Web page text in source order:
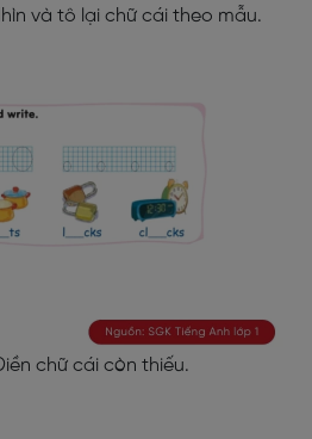
và tô lại chữ cái theo mẫu.
chữ cái còn thiếu.